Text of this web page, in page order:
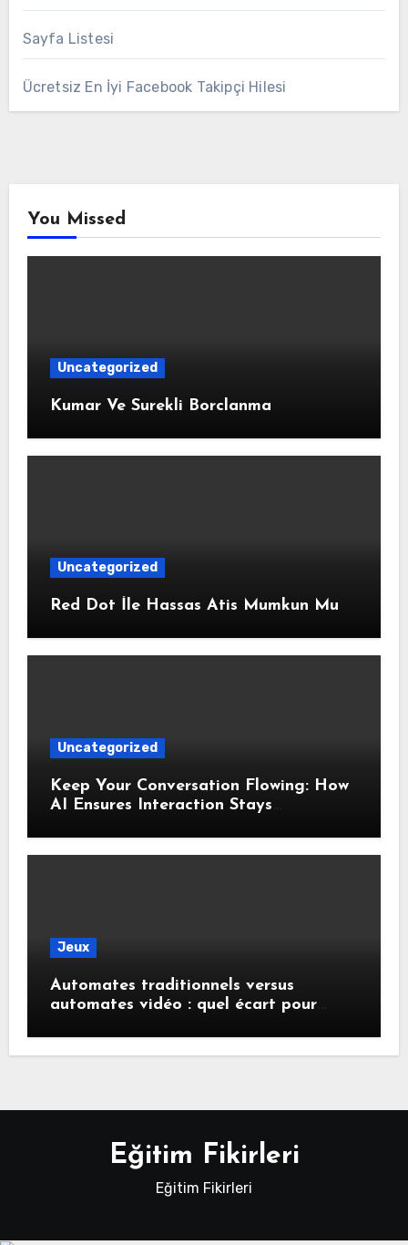
Sayfa Listesi
Ücretsiz En İyi Facebook Takipçi Hilesi
You Missed
Uncategorized
Kumar Ve Surekli Borclanma
Uncategorized
Red Dot İle Hassas Atis Mumkun Mu
Uncategorized
Keep Your Conversation Flowing: How
AI Ensures Interaction Stays
Jeux
Automates traditionnels versus
automates vidéo : quel écart pour
Eğitim Fikirleri
Eğitim Fikirleri